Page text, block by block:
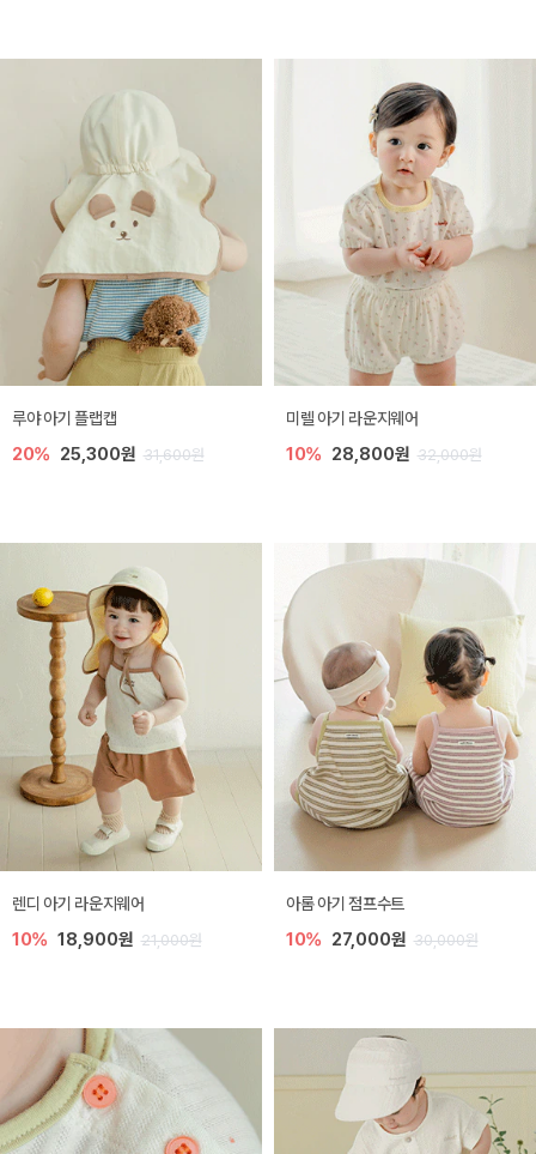
루야 아기 플랩캡
20% 25,300원 31,600원
미렐 아기 라운지웨어
10% 28,800원 32,000원
렌디 아기 라운지웨어
10% 18,900원 21,000원
아롬 아기 점프수트
10% 27,000원 30,000원